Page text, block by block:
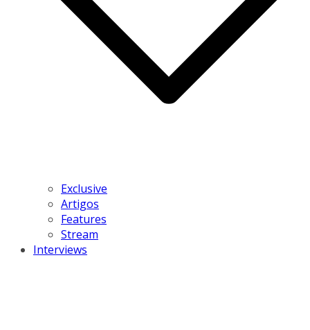
Exclusive
Artigos
Features
Stream
Interviews